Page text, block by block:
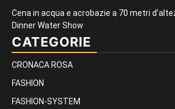
Cena in acqua e acrobazie a 70 metri
Dinner Water Show
CATEGORIE
CRONACA ROSA
FASHION
FASHION-SYSTEM